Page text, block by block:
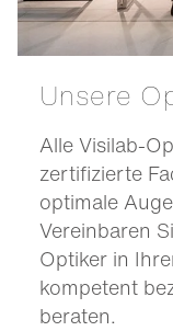
Unsere
Alle Visilab-
zertifizierte
optimale
Vereinbaren
Optiker in
kompetent
beraten.